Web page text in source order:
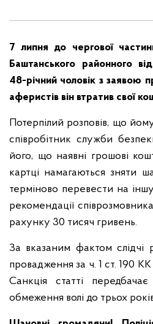
7 липня до чергової
Баштанського районного
48-річний чоловік з заявою
аферистів він втратив свої
Потерпілий розповів, що
співробітник служби
його, що наявні грошові
картці намагаються зняти
терміново перевести на
рекомендації
рахунку 30 тисяч гривень.
За вказаним фактом слідчі
провадження за ч. 1 ст. 190
Санкція статті
обмеження волі до трьох